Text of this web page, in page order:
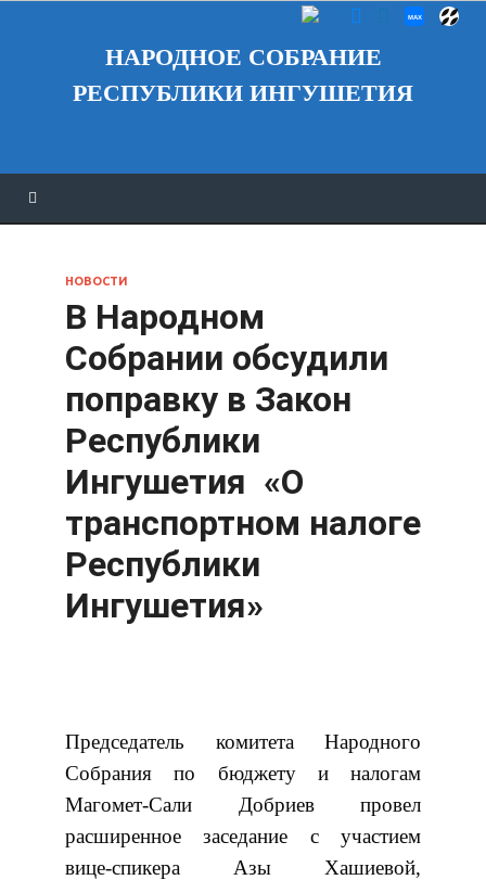
НАРОДНОЕ СОБРАНИЕ
РЕСПУБЛИКИ ИНГУШЕТИЯ
НОВОСТИ
В Народном
Собрании обсудили
поправку в Закон
Республики
Ингушетия «О
транспортном налоге
Республики
Ингушетия»
Председатель комитета Народного
Собрания по бюджету и налогам
Магомет-Сали Добриев провел
расширенное заседание с участием
вице-спикера Азы Хашиевой,